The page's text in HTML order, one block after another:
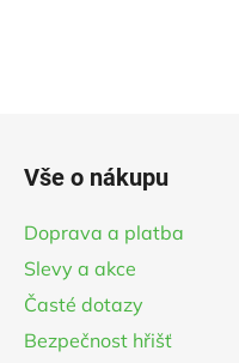
Vše o nákupu
Doprava a platba
Slevy a akce
Časté dotazy
Bezpečnost hřišť